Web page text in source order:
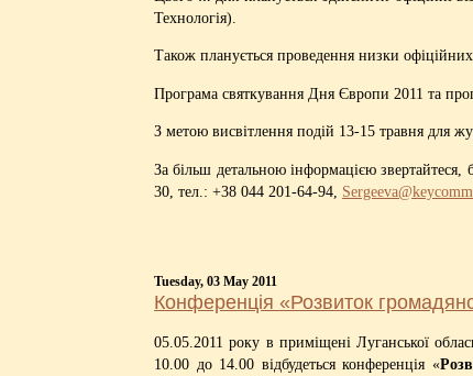
Технологія).
Також планується проведення низки
Програма святкування Дня Європи 2011 та
З метою висвітлення подій 13-15 травня для
За більш детальною інформацією звертайтеся,
30, тел.: +38 044 201-64-94,
Tuesday, 03 May 2011
Конференція «Розвиток
05.05.2011 року в приміщені Луганської
10.00 до 14.00 відбудеться конференція «